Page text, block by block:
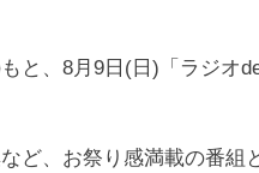
と、8月9日(日)「ラジオ
ど、お祭り感満載の番組